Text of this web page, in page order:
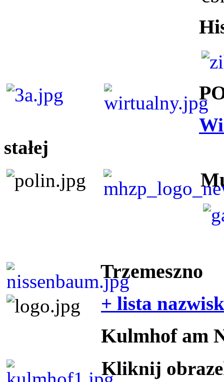
stałej
Trzemeszno
+ lista nazwisk
Kulmhof am
Kliknij